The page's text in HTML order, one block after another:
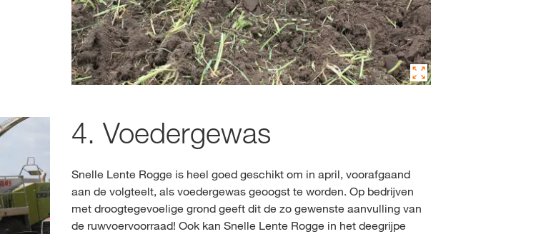
4. Voedergewas
Snelle Lente Rogge is heel goed geschikt om in april, voorafgaand
aan de volgteelt, als voedergewas geoogst te worden. Op bedrijven
met droogtegevoelige grond geeft dit de zo gewenste aanvulling van
de ruwvoervoorraad! Ook kan Snelle Lente Rogge in het deegrijpe